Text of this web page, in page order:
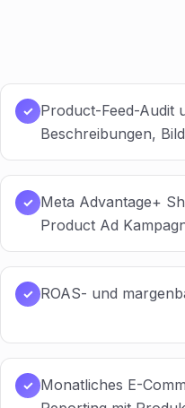
✓ Product-Feed-Audit
Beschreibungen,
✓ Meta Advantage+
Product Ad
✓ ROAS- und
✓ Monatliches E-